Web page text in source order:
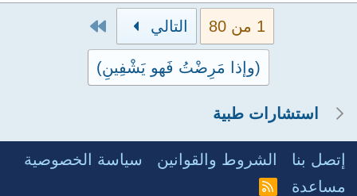
1 من 80 التالي
(وإذا مَرِضْتُ فَهو يَشْفِينِ)
استشارات طبية
إتصل بنا الشروط والقوانين
سياسة الخصوصية
مساعدة
R